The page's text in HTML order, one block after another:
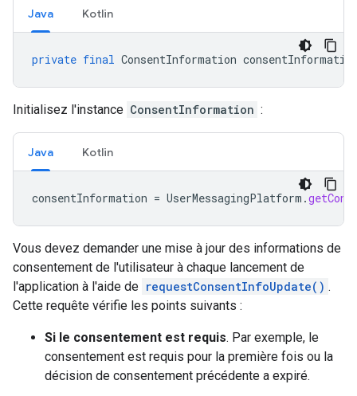
Java Kotlin
private final ConsentInformation
Initialisez l'instance ConsentInformation :
Java Kotlin
consentInformation = UserMessagingPlatform .
Vous devez demander une mise à jour des informations de
consentement de l'utilisateur à chaque lancement de
l'application à l'aide de requestConsentInfoUpdate() .
Cette requête vérifie les points suivants :
Si le consentement est requis. Par exemple, le
consentement est requis pour la première fois ou la
décision de consentement précédente a expiré.